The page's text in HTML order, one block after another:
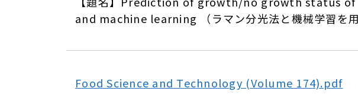
and machine learning （ラマン分光法と機械学習を用
Food Science and Technology (Volume 174).pdf